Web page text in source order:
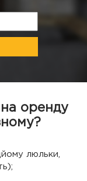
на оренду
люльки,